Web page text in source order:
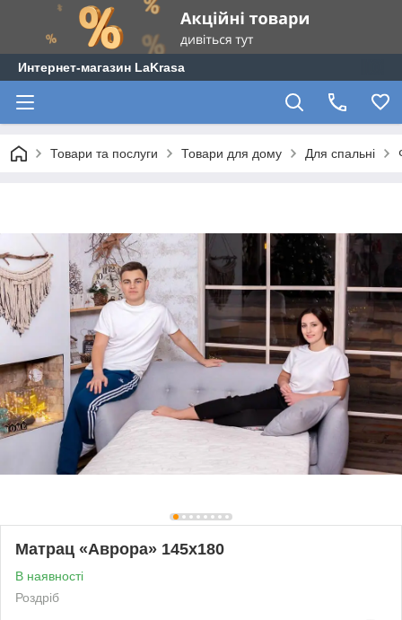
Интернет-магазин LaKrasa
Товари та послуги Товари для дому Для спальні
Матрац «Аврора» 145x180
В наявності
Роздріб